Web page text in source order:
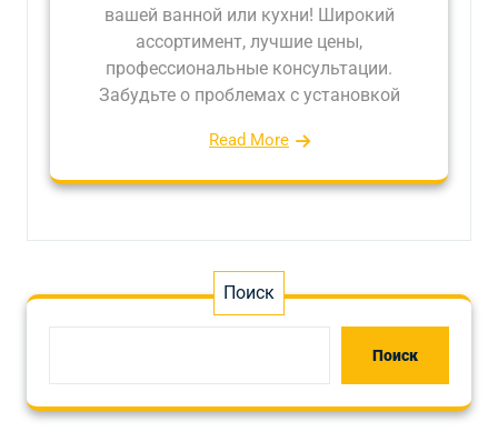
вашей ванной или кухни! Широкий
ассортимент, лучшие цены,
профессиональные консультации.
Забудьте о проблемах с установкой
Read More
Поиск
Поиск